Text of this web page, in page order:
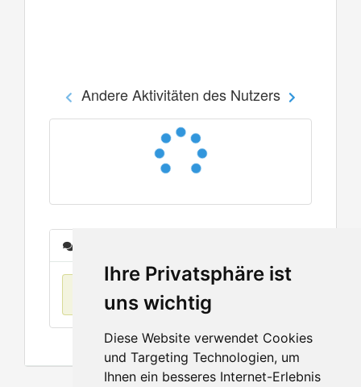
Ihre Privatsphäre ist
uns wichtig
Diese Website verwendet Cookies
und Targeting Technologien, um
Ihnen ein besseres Internet-Erlebnis
Andere Aktivitäten des Nutzers
Keine Einträge